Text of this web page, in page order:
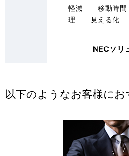
軽減 移動時間
理 見える化 リ
NECソリ
以下のようなお客様にお